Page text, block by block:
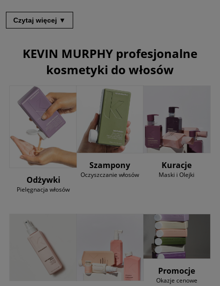
kosmetyki do stylizacji włosów.
Czytaj więcej ▼
KEVIN MURPHY profesjonalne
kosmetyki do włosów
Odżywki
Pielęgnacja włosów
Szampony
Oczyszczanie włosów
Kuracje
Maski i Olejki
Promocje
Okazje cenowe